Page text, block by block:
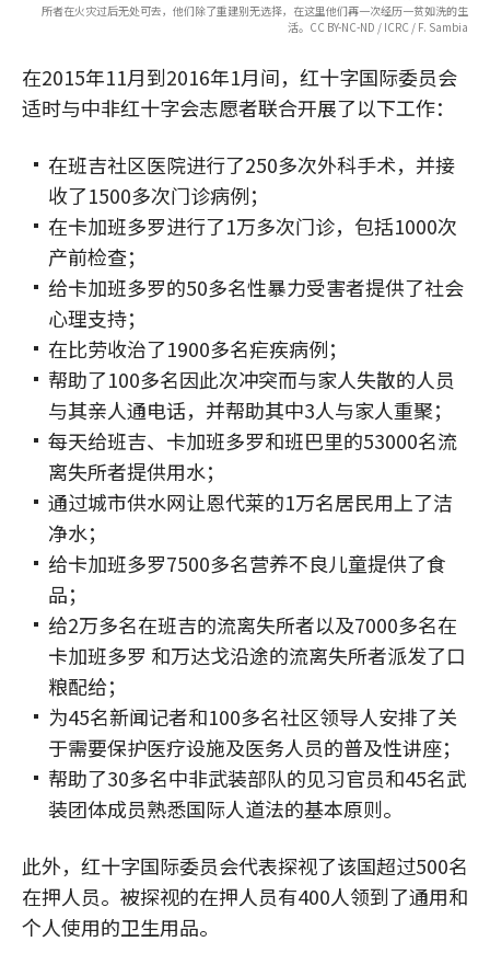
所者在火灾过后无处可去，他们除了重建别无选择，在这里他们再一次经历一贫如洗的生
活。CC BY-NC-ND / ICRC / F. Sambia
在2015年11月到2016年1月间，红十字国际委员会
适时与中非红十字会志愿者联合开展了以下工作：
在班吉社区医院进行了250多次外科手术，并接
收了1500多次门诊病例；
在卡加班多罗进行了1万多次门诊，包括1000次
产前检查；
给卡加班多罗的50多名性暴力受害者提供了社会
心理支持；
在比劳收治了1900多名疟疾病例；
帮助了100多名因此次冲突而与家人失散的人员
与其亲人通电话，并帮助其中3人与家人重聚；
每天给班吉、卡加班多罗和班巴里的53000名流
离失所者提供用水；
通过城市供水网让恩代莱的1万名居民用上了洁
净水；
给卡加班多罗7500多名营养不良儿童提供了食
品；
给2万多名在班吉的流离失所者以及7000多名在
卡加班多罗 和万达戈沿途的流离失所者派发了口
粮配给；
为45名新闻记者和100多名社区领导人安排了关
于需要保护医疗设施及医务人员的普及性讲座；
帮助了30多名中非武装部队的见习官员和45名武
装团体成员熟悉国际人道法的基本原则。
此外，红十字国际委员会代表探视了该国超过500名
在押人员。被探视的在押人员有400人领到了通用和
个人使用的卫生用品。